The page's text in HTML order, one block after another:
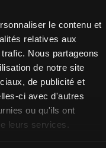
le contenu et
relatives aux
Nous partageons
de notre site
de publicité et
ci avec d'autres
ou qu'ils ont
leurs services.